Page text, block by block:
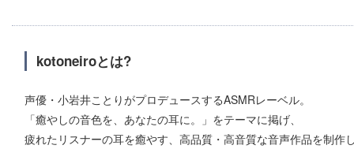
kotoneiroとは?
声優・小岩井ことりがプロデュースするASMRレーベル。
「癒やしの音色を、あなたの耳に。」をテーマに掲げ、
疲れたリスナーの耳を癒やす、高品質・高音質な音声作品を制作